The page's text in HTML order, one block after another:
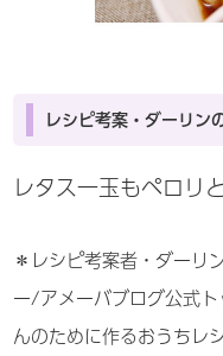
レシピ考案・ダーリン
レタス一玉もペロリ
＊レシピ考案者・ダーリ
ー/アメーバブログ公式
んのために作るおうちレ